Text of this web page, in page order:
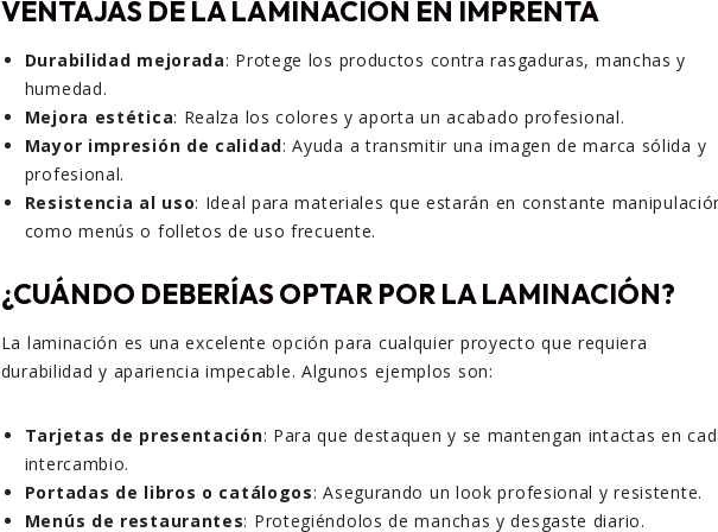
VENTAJAS DE LA LAMINACIÓN EN IMPRENTA
Durabilidad mejorada: Protege los productos contra rasgaduras, manchas y
humedad.
Mejora estética: Realza los colores y aporta un acabado profesional.
Mayor impresión de calidad: Ayuda a transmitir una imagen de marca sólida y
profesional.
Resistencia al uso: Ideal para materiales que estarán en constante
como menús o folletos de uso frecuente.
¿CUÁNDO DEBERÍAS OPTAR POR LA LAMINACIÓN?
La laminación es una excelente opción para cualquier proyecto que requiera
durabilidad y apariencia impecable. Algunos ejemplos son:
Tarjetas de presentación: Para que destaquen y se mantengan intactas en
intercambio.
Portadas de libros o catálogos: Asegurando un look profesional y resistente.
Menús de restaurantes: Protegiéndolos de manchas y desgaste diario.